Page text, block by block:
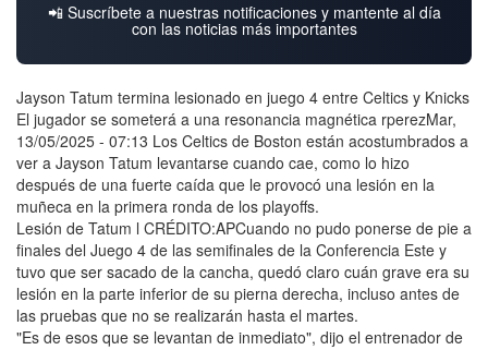
📲 Suscríbete a nuestras notificaciones y mantente al día
con las noticias más importantes
Jayson Tatum termina lesionado en juego 4 entre Celtics y Knicks
El jugador se someterá a una resonancia magnética rperezMar,
13/05/2025 - 07:13 Los Celtics de Boston están acostumbrados a
ver a Jayson Tatum levantarse cuando cae, como lo hizo
después de una fuerte caída que le provocó una lesión en la
muñeca en la primera ronda de los playoffs.
Lesión de Tatum l CRÉDITO:APCuando no pudo ponerse de pie a
finales del Juego 4 de las semifinales de la Conferencia Este y
tuvo que ser sacado de la cancha, quedó claro cuán grave era su
lesión en la parte inferior de su pierna derecha, incluso antes de
las pruebas que no se realizarán hasta el martes.
"Es de esos que se levantan de inmediato", dijo el entrenador de